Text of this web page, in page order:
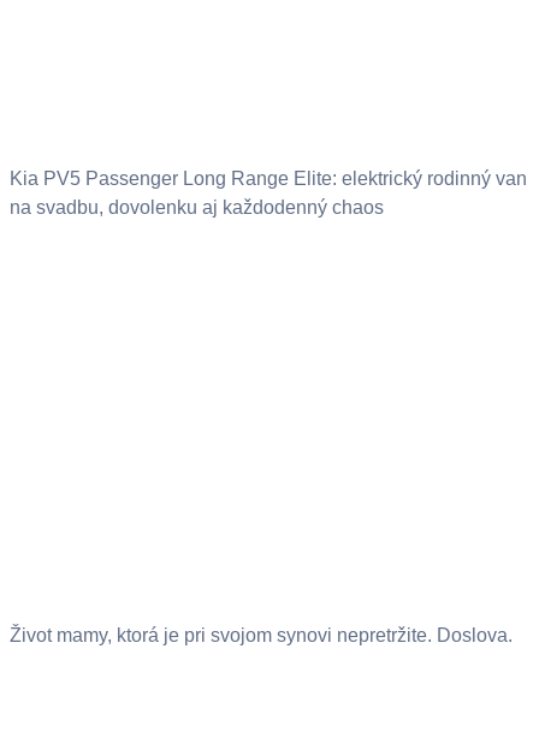
Kia PV5 Passenger Long Range Elite: elektrický rodinný van
na svadbu, dovolenku aj každodenný chaos
Život mamy, ktorá je pri svojom synovi nepretržite. Doslova.